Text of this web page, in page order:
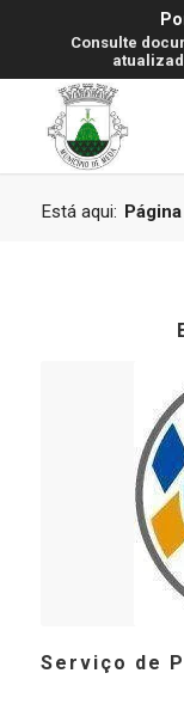
Consulte
Está aqui:
Serviço de